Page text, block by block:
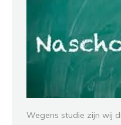
Wegens studie zijn wij